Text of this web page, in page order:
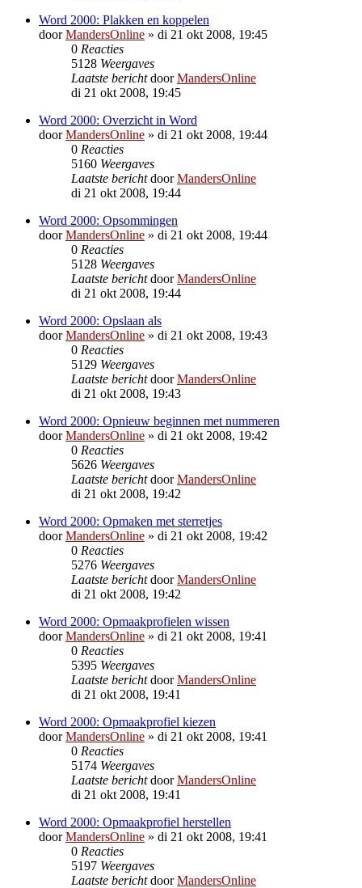
Word 2000: Plakken en koppelen
doorMandersOnline » di 21 okt 2008, 19:45
0 Reacties
5128 Weergaves
Laatste berichtdoorMandersOnline
di 21 okt 2008, 19:45
Word 2000: Overzicht in Word
doorMandersOnline » di 21 okt 2008, 19:44
0 Reacties
5160 Weergaves
Laatste berichtdoorMandersOnline
di 21 okt 2008, 19:44
Word 2000: Opsommingen
doorMandersOnline » di 21 okt 2008, 19:44
0 Reacties
5128 Weergaves
Laatste berichtdoorMandersOnline
di 21 okt 2008, 19:44
Word 2000: Opslaan als
doorMandersOnline » di 21 okt 2008, 19:43
0 Reacties
5129 Weergaves
Laatste berichtdoorMandersOnline
di 21 okt 2008, 19:43
Word 2000: Opnieuw beginnen met nummeren
doorMandersOnline » di 21 okt 2008, 19:42
0 Reacties
5626 Weergaves
Laatste berichtdoorMandersOnline
di 21 okt 2008, 19:42
Word 2000: Opmaken met sterretjes
doorMandersOnline » di 21 okt 2008, 19:42
0 Reacties
5276 Weergaves
Laatste berichtdoorMandersOnline
di 21 okt 2008, 19:42
Word 2000: Opmaakprofielen wissen
doorMandersOnline » di 21 okt 2008, 19:41
0 Reacties
5395 Weergaves
Laatste berichtdoorMandersOnline
di 21 okt 2008, 19:41
Word 2000: Opmaakprofiel kiezen
doorMandersOnline » di 21 okt 2008, 19:41
0 Reacties
5174 Weergaves
Laatste berichtdoorMandersOnline
di 21 okt 2008, 19:41
Word 2000: Opmaakprofiel herstellen
doorMandersOnline » di 21 okt 2008, 19:41
0 Reacties
5197 Weergaves
Laatste berichtdoorMandersOnline